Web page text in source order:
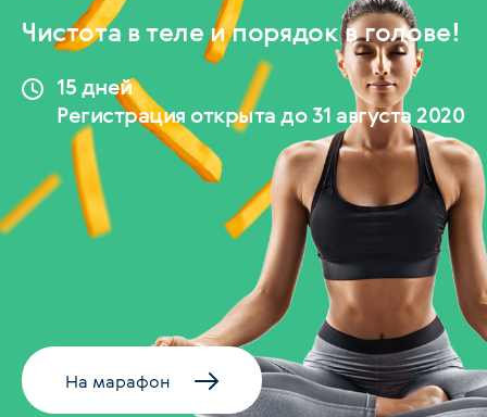
Чистота в теле и порядок в голове!
15 дней
Регистрация открыта до 31 августа 2020
На марафон